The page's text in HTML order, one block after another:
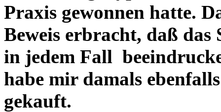
Praxis gewonnen hatte.
Beweis erbracht, daß das
in jedem Fall
habe mir damals
gekauft.